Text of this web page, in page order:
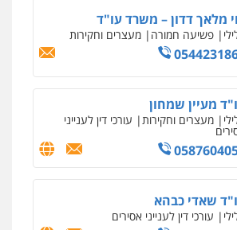
מלאך דדון – משרד עו"ד
פשיעה חמורה מעצרים וחקירות
מעיין שמחון
מעצרים וחקירות עורכי דין לענייני
שאדי כבהא
עורכי דין לענייני אסירים